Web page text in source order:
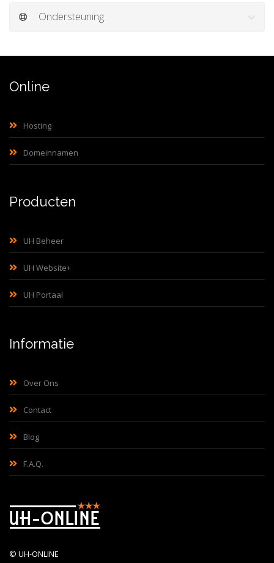
Ondersteuning
Online
Hosting
Domeinnamen
Producten
UH Beheer
UH Website+
UH Portaal
Informatie
Over Ons
Contact
Blog
F.A.Q.
© UH-ONLINE